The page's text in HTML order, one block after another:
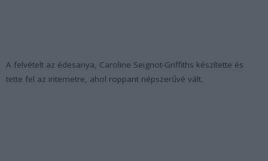
A felvételt az édesanya, Caroline Seignot-Griffiths készítette és
tette fel az internetre, ahol roppant népszerűvé vált.